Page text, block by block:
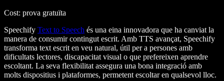
Cost: prova gratuïta
Speechify Text to Speech és una eina innovadora que ha canviat la
manera de consumir contingut escrit. Amb TTS avançat, Speechify
transforma text escrit en veu natural, útil per a persones amb
dificultats lectores, discapacitat visual o que prefereixen aprendre
escoltant. La seva flexibilitat assegura una bona integració amb
molts dispositius i plataformes, permetent escoltar en qualsevol lloc.